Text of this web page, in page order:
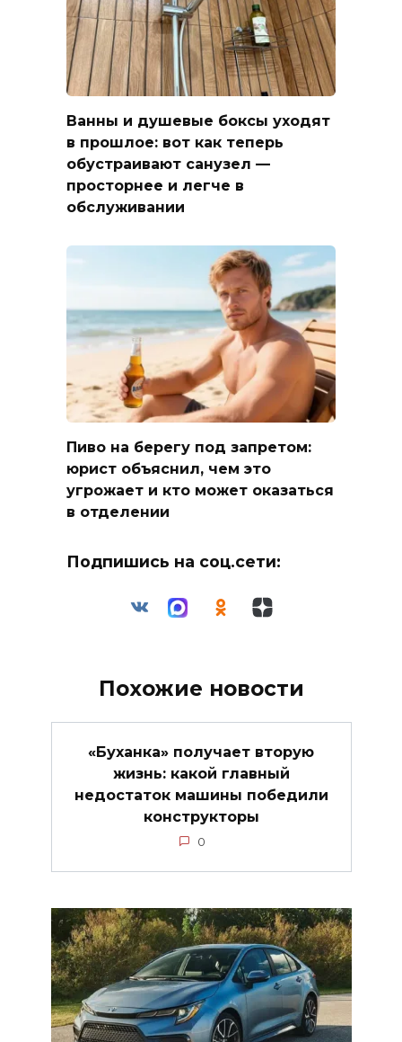
Ванны и душевые боксы уходят
в прошлое: вот как теперь
обустраивают санузел —
просторнее и легче в
обслуживании
Пиво на берегу под запретом:
юрист объяснил, чем это
угрожает и кто может оказаться
в отделении
Подпишись на соц.сети:
Похожие новости
«Буханка» получает вторую
жизнь: какой главный
недостаток машины победили
конструкторы
0